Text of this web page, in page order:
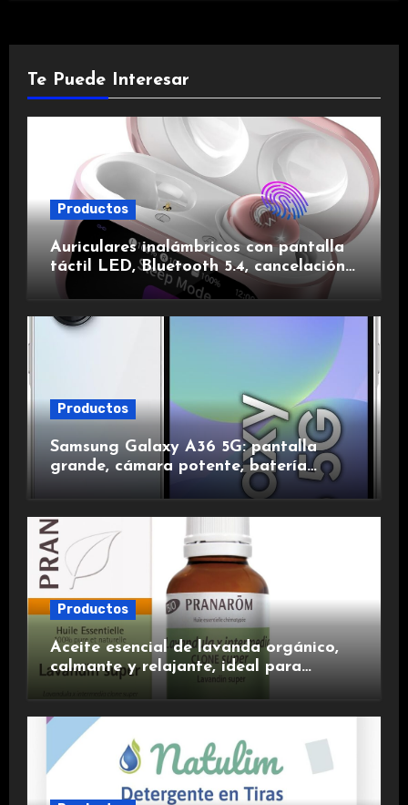
Te Puede Interesar
Productos
Auriculares inalámbricos con pantalla
táctil LED, Bluetooth 5.4, cancelación
de ruido, impermeables y de larga
Productos
Samsung Galaxy A36 5G: pantalla
grande, cámara potente, batería
duradera y carga rápida para una
Productos
Aceite esencial de lavanda orgánico,
calmante y relajante, ideal para